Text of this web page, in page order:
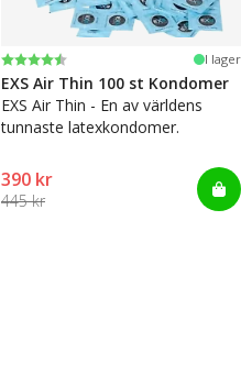
Betyg:
4.6 utav 5 stjärnor I lager
EXS Air Thin 100 st Kondomer
EXS Air Thin - En av världens
tunnaste latexkondomer.
390 kr
445 kr